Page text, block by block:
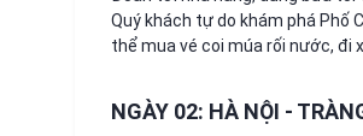
Quý khách tự do khám phá Phố
thể mua vé coi múa rối nước, đi
NGÀY 02: HÀ NỘI -